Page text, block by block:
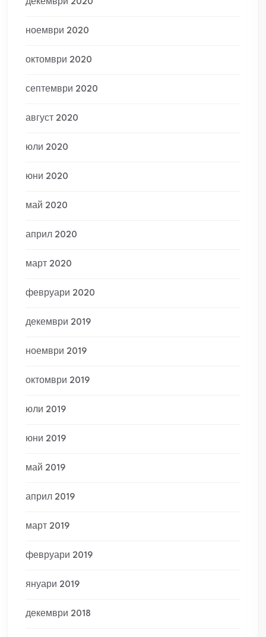
декември 2020
ноември 2020
октомври 2020
септември 2020
август 2020
юли 2020
юни 2020
май 2020
април 2020
март 2020
февруари 2020
декември 2019
ноември 2019
октомври 2019
юли 2019
юни 2019
май 2019
април 2019
март 2019
февруари 2019
януари 2019
декември 2018